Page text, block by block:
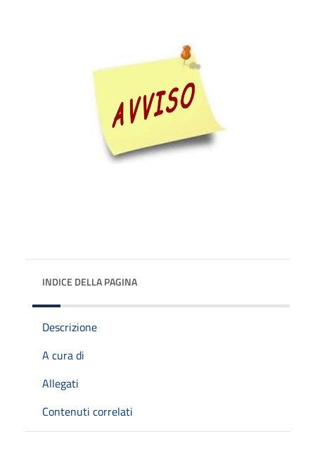
INDICE DELLA PAGINA
Descrizione
A cura di
Allegati
Contenuti correlati